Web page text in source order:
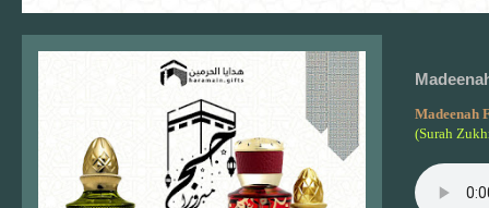
Madeenah
(Surah